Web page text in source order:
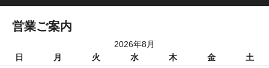
営業ご案内
2026年8月
日
月 火 水 木 金
土